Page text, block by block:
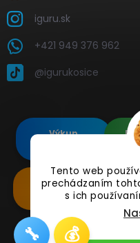
Tento web
prechádzaním
s ich
iguru.sk
+421 949 376 962
@igurukosice
Výkup
Renovované
Samsung's
🔧 💰